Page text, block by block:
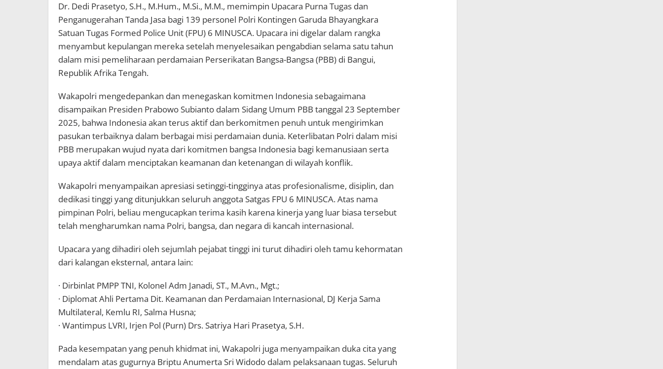
Dr. Dedi Prasetyo, S.H., M.Hum., M.Si., M.M., memimpin Upacara Purna Tugas dan
Penganugerahan Tanda Jasa bagi 139 personel Polri Kontingen Garuda Bhayangkara
Satuan Tugas Formed Police Unit (FPU) 6 MINUSCA. Upacara ini digelar dalam rangka
menyambut kepulangan mereka setelah menyelesaikan pengabdian selama satu tahun
dalam misi pemeliharaan perdamaian Perserikatan Bangsa-Bangsa (PBB) di Bangui,
Republik Afrika Tengah.
Wakapolri mengedepankan dan menegaskan komitmen Indonesia sebagaimana
disampaikan Presiden Prabowo Subianto dalam Sidang Umum PBB tanggal 23 September
2025, bahwa Indonesia akan terus aktif dan berkomitmen penuh untuk mengirimkan
pasukan terbaiknya dalam berbagai misi perdamaian dunia. Keterlibatan Polri dalam misi
PBB merupakan wujud nyata dari komitmen bangsa Indonesia bagi kemanusiaan serta
upaya aktif dalam menciptakan keamanan dan ketenangan di wilayah konflik.
Wakapolri menyampaikan apresiasi setinggi-tingginya atas profesionalisme, disiplin, dan
dedikasi tinggi yang ditunjukkan seluruh anggota Satgas FPU 6 MINUSCA. Atas nama
pimpinan Polri, beliau mengucapkan terima kasih karena kinerja yang luar biasa tersebut
telah mengharumkan nama Polri, bangsa, dan negara di kancah internasional.
Upacara yang dihadiri oleh sejumlah pejabat tinggi ini turut dihadiri oleh tamu kehormatan
dari kalangan eksternal, antara lain:
· Dirbinlat PMPP TNI, Kolonel Adm Janadi, ST., M.Avn., Mgt.;
· Diplomat Ahli Pertama Dit. Keamanan dan Perdamaian Internasional, DJ Kerja Sama
Multilateral, Kemlu RI, Salma Husna;
· Wantimpus LVRI, Irjen Pol (Purn) Drs. Satriya Hari Prasetya, S.H.
Pada kesempatan yang penuh khidmat ini, Wakapolri juga menyampaikan duka cita yang
mendalam atas gugurnya Briptu Anumerta Sri Widodo dalam pelaksanaan tugas. Seluruh